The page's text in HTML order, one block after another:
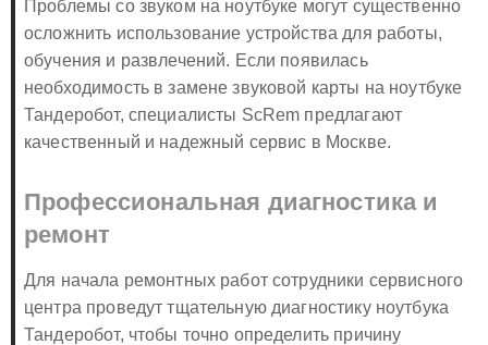
Проблемы со звуком на ноутбуке могут существенно
осложнить использование устройства для работы,
обучения и развлечений. Если появилась
необходимость в замене звуковой карты на ноутбуке
Тандеробот, специалисты ScRem предлагают
качественный и надежный сервис в Москве.
Профессиональная диагностика и
ремонт
Для начала ремонтных работ сотрудники сервисного
центра проведут тщательную диагностику ноутбука
Тандеробот, чтобы точно определить причину